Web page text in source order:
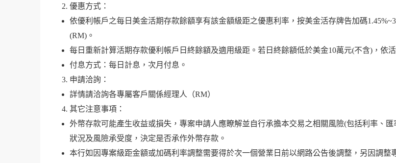
優惠方式：
依優利帳戶之每日美金活期存款餘額享有該金額級距之優惠利率，按美金活存牌告加碼
(RM)。
每日重新計算活期存款優利帳戶日終餘額及適用級距。若日終餘額低於美金10萬元(不含)，依
付息方式：每日計息，次月付息。
申請洽詢：
詳情請洽詢各專屬客戶關係經理人（RM）
其它注意事項：
外幣存款可能產生收益或損失，專案申請人應瞭解並自行承擔本交易之相關風險(包括利率、
狀況及風險承受度，決定是否承作外幣存款。
本行如因專案級距金額或加碼利率調整需要得於次一個營業日前以網路公告後調整，另因調